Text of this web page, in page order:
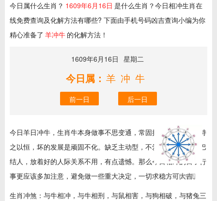
今日属什么生肖？ 1609年6月16日 是什么生肖？今日相冲生肖在
线免费查询及化解方法有哪些? 下面由手机号码凶吉查询小编为你
精心准备了 羊冲牛 的化解方法！
1609年6月16日 星期二
今日属： 羊冲牛
前一日 后一日
十二生肖冲图
今日羊日冲牛，生肖牛本身做事不思变通，常固执，好的发展是持
之以恒，坏的发展是顽固不化。缺乏主动型，不爱求人，也不爱巴
结人，放着好的人际关系不用，有点遗憾。那么今日相冲的日子行
事更应该多加注意，避免做一些重大决定，一切求稳方可大吉。
生肖冲煞：与牛相冲，与牛相刑，与鼠相害，与狗相破，与猪兔三